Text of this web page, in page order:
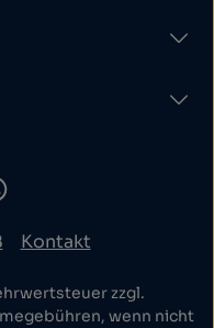
Kontakt
zzgl.
wenn nicht